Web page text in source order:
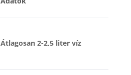
Átlagosan 2-2,5 liter víz